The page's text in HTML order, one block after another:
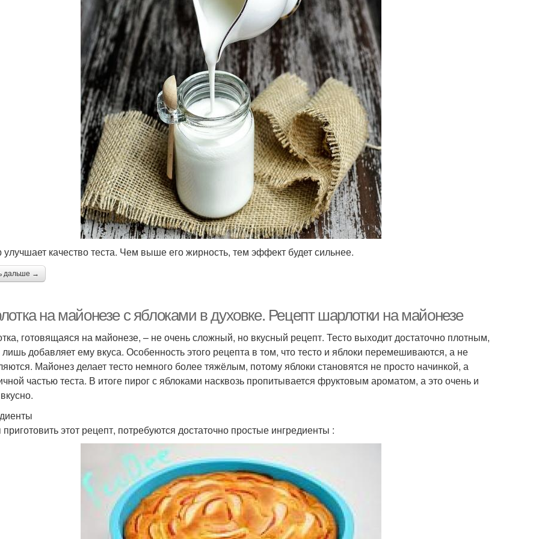
качество теста. Чем выше его жирность, тем эффект будет сильнее.
дальше →
на майонезе с яблоками в духовке. Рецепт шарлотки на майонезе
готовящаяся на майонезе, – не очень сложный, но вкусный рецепт. Тесто выходит достаточно плотным,
лишь добавляет ему вкуса. Особенность этого рецепта в том, что тесто и яблоки перемешиваются, а не
Майонез делает тесто немного более тяжёлым, потому яблоки становятся не просто начинкой, а
частью теста. В итоге пирог с яблоками насквозь пропитывается фруктовым ароматом, а это очень и
этот рецепт, потребуются достаточно простые ингредиенты :